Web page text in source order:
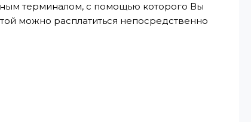
терминалом, с помощью которого Вы
можно расплатиться непосредственно